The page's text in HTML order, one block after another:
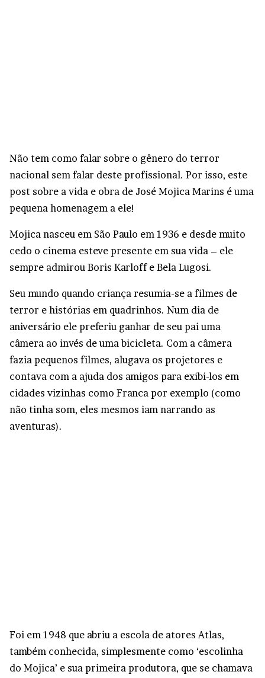
Não tem como falar sobre o gênero do terror
nacional sem falar deste profissional. Por isso, este
post sobre a vida e obra de José Mojica Marins é uma
pequena homenagem a ele!
Mojica nasceu em São Paulo em 1936 e desde muito
cedo o cinema esteve presente em sua vida – ele
sempre admirou Boris Karloff e Bela Lugosi.
Seu mundo quando criança resumia-se a filmes de
terror e histórias em quadrinhos. Num dia de
aniversário ele preferiu ganhar de seu pai uma
câmera ao invés de uma bicicleta. Com a câmera
fazia pequenos filmes, alugava os projetores e
contava com a ajuda dos amigos para exibi-los em
cidades vizinhas como Franca por exemplo (como
não tinha som, eles mesmos iam narrando as
aventuras).
Foi em 1948 que abriu a escola de atores Atlas,
também conhecida, simplesmente como ‘escolinha
do Mojica’ e sua primeira produtora, que se chamava